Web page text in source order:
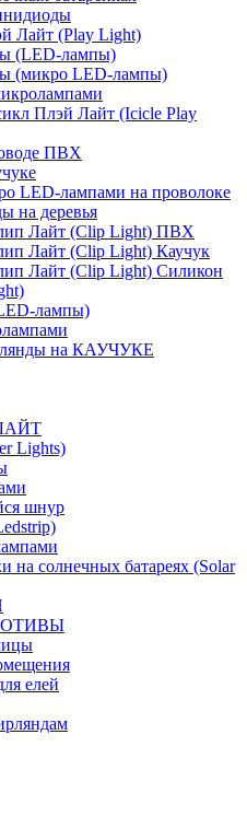
Лайт (Play Light)
(LED-лампы)
(микро LED-лампы)
Плэй Лайт (Icicle Play
ПВХ
LED-лампами на проволоке
деревья
Лайт (Clip Light) ПВХ
Лайт (Clip Light) Каучук
Лайт (Clip Light) Силикон
лампы)
на КАУЧУКЕ
Lights)
шнур
на солнечных батареях (Solar
елей